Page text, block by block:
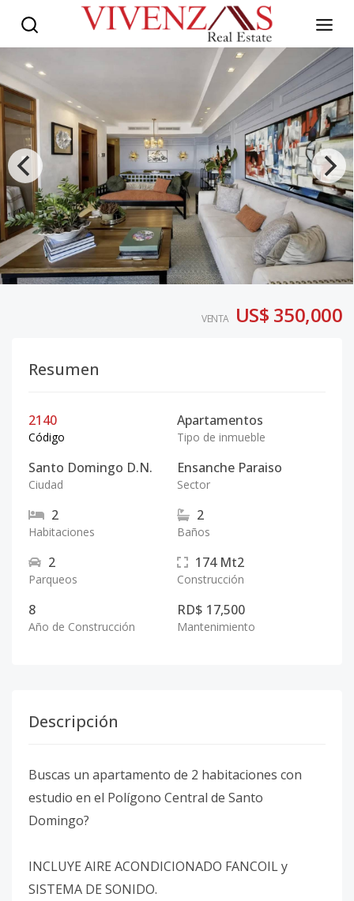
VENTA US$ 350,000
Resumen
2140
Código
Apartamentos
Tipo de inmueble
Santo Domingo D.N.
Ciudad
Ensanche Paraiso
Sector
2
Habitaciones
2
Baños
2
Parqueos
174 Mt2
Construcción
8
Año de Construcción
RD$ 17,500
Mantenimiento
Descripción
Buscas un apartamento de 2 habitaciones con
estudio en el Polígono Central de Santo
Domingo?
INCLUYE AIRE ACONDICIONADO FANCOIL y
SISTEMA DE SONIDO.